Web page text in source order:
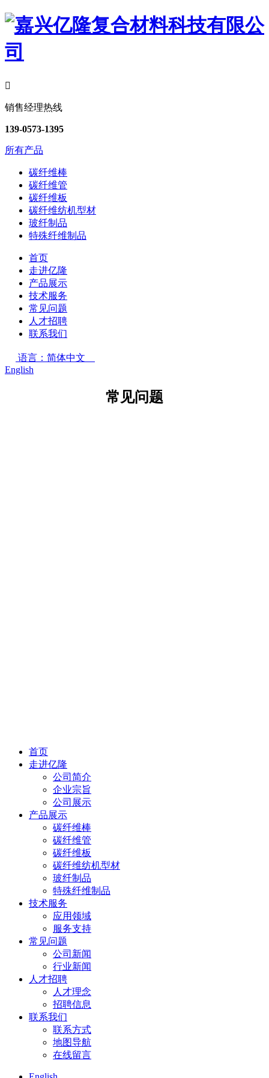

销售经理热线
139-0573-1395
所有产品
碳纤维棒
碳纤维管
碳纤维板
碳纤维纺机型材
玻纤制品
特殊纤维制品
首页
走进亿隆
产品展示
技术服务
常见问题
人才招聘
联系我们
语言：简体中文
English
常见问题
首页
走进亿隆
公司简介
企业宗旨
公司展示
产品展示
碳纤维棒
碳纤维管
碳纤维板
碳纤维纺机型材
玻纤制品
特殊纤维制品
技术服务
应用领域
服务支持
常见问题
公司新闻
行业新闻
人才招聘
人才理念
招聘信息
联系我们
联系方式
地图导航
在线留言